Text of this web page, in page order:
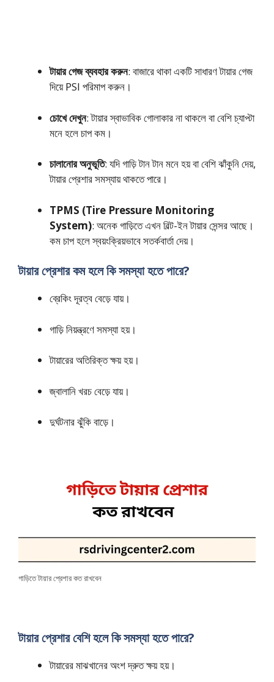
টায়ার গেজ ব্যবহার করুন: বাজারে থাকা একটি সাধারণ টায়ার গেজ
দিয়ে PSI পরিমাপ করুন।
চোখে দেখুন: টায়ার স্বাভাবিক গোলাকার না থাকলে বা বেশি চ্যাপ্টা
মনে হলে চাপ কম।
চালানোর অনুভূতি: যদি গাড়ি টান টান মনে হয় বা বেশি ঝাঁকুনি দেয়,
টায়ার প্রেশার সমস্যায় থাকতে পারে।
TPMS (Tire Pressure Monitoring
System): অনেক গাড়িতে এখন বিল্ট-ইন টায়ার সেন্সর আছে।
কম চাপ হলে স্বয়ংক্রিয়ভাবে সতর্কবার্তা দেয়।
টায়ার প্রেশার কম হলে কি সমস্যা হতে পারে?
ব্রেকিং দূরত্ব বেড়ে যায়।
গাড়ি নিয়ন্ত্রণে সমস্যা হয়।
টায়ারের অতিরিক্ত ক্ষয় হয়।
জ্বালানি খরচ বেড়ে যায়।
দুর্ঘটনার ঝুঁকি বাড়ে।
গাড়িতে টায়ার প্রেশার কত রাখবেন
টায়ার প্রেশার বেশি হলে কি সমস্যা হতে পারে?
টায়ারের মাঝখানের অংশ দ্রুত ক্ষয় হয়।